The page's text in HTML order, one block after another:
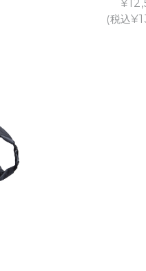
¥
(税込¥